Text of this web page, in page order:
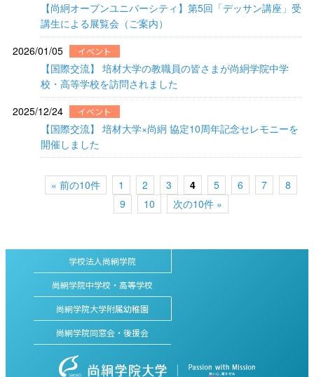
【尚絅オープンユニバーシティ】第5回「デッサン講座」受
講生による展覧会（ご案内）
2026/01/05
イベント
【国際交流】 培材大学の教職員の皆さまが尚絅学院中学
校・高等学校を訪問されました
2025/12/24
イベント
【国際交流】 培材大学×尚絅 協定10周年記念セレモニーを
開催しました
« 前の10件 1 2 3 4 5 6 7
8
9
10 次の10件 »
学校法人尚絅学院
尚絅学院中学校・高等学校
尚絅学院大学附属幼稚園
尚絅学院同窓会・後援会